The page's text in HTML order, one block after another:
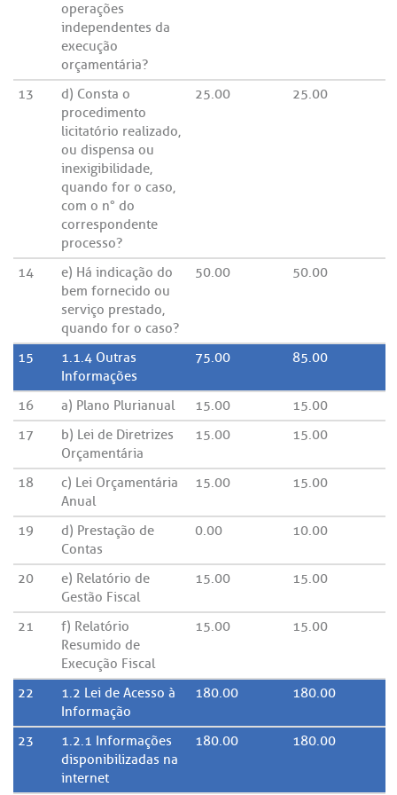
operações
independentes da
execução
orçamentária?
13
d) Consta o
procedimento
licitatório realizado,
ou dispensa ou
inexigibilidade,
quando for o caso,
com o n° do
correspondente
processo?
25.00 25.00
14
e) Há indicação do
bem fornecido ou
serviço prestado,
quando for o caso?
50.00 50.00
15
1.1.4 Outras
Informações
75.00 85.00
16 a) Plano Plurianual 15.00
15.00
17
b) Lei de Diretrizes
Orçamentária
15.00 15.00
18
c) Lei Orçamentária
Anual
15.00 15.00
19
d) Prestação de
Contas
0.00 10.00
20
e) Relatório de
Gestão Fiscal
15.00 15.00
21
f) Relatório
Resumido de
Execução Fiscal
15.00 15.00
22
1.2 Lei de Acesso à
Informação
180.00 180.00
23
1.2.1 Informações
disponibilizadas na
internet
180.00 180.00